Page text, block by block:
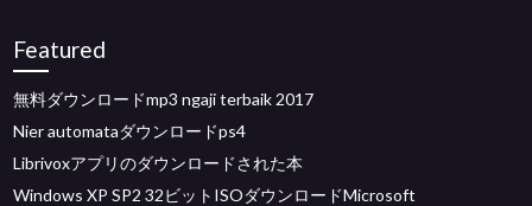
Featured
無料ダウンロードmp3 ngaji terbaik 2017
Nier automataダウンロードps4
Librivoxアプリのダウンロードされた本
Windows XP SP2 32ビットISOダウンロードMicrosoft